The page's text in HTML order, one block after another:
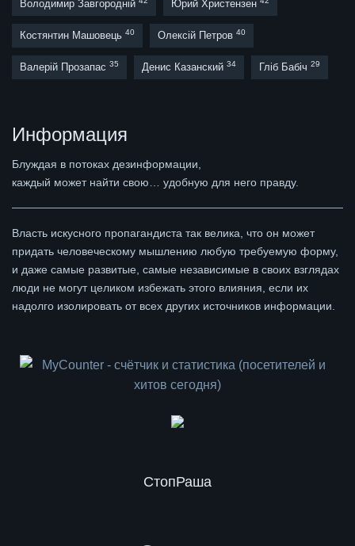
Володимир Завгородній Юрий Христензен
Костянтин Машовець 40 Олексій Петров 40
Валерій Прозапас 35 Денис Казанский 34 Гліб Бабіч 29
Информация
Блуждая в потоках дезинформации,
каждый может найти свою… удобную для него правду.
Власть искусного пропагандиста так велика, что он может
придать человеческому мышлению любую требуемую форму,
и даже самые развитые, самые независимые в своих взглядах
люди не могут целиком избежать этого влияния, если их
надолго изолировать от всех других источников информации.
СтопРаша